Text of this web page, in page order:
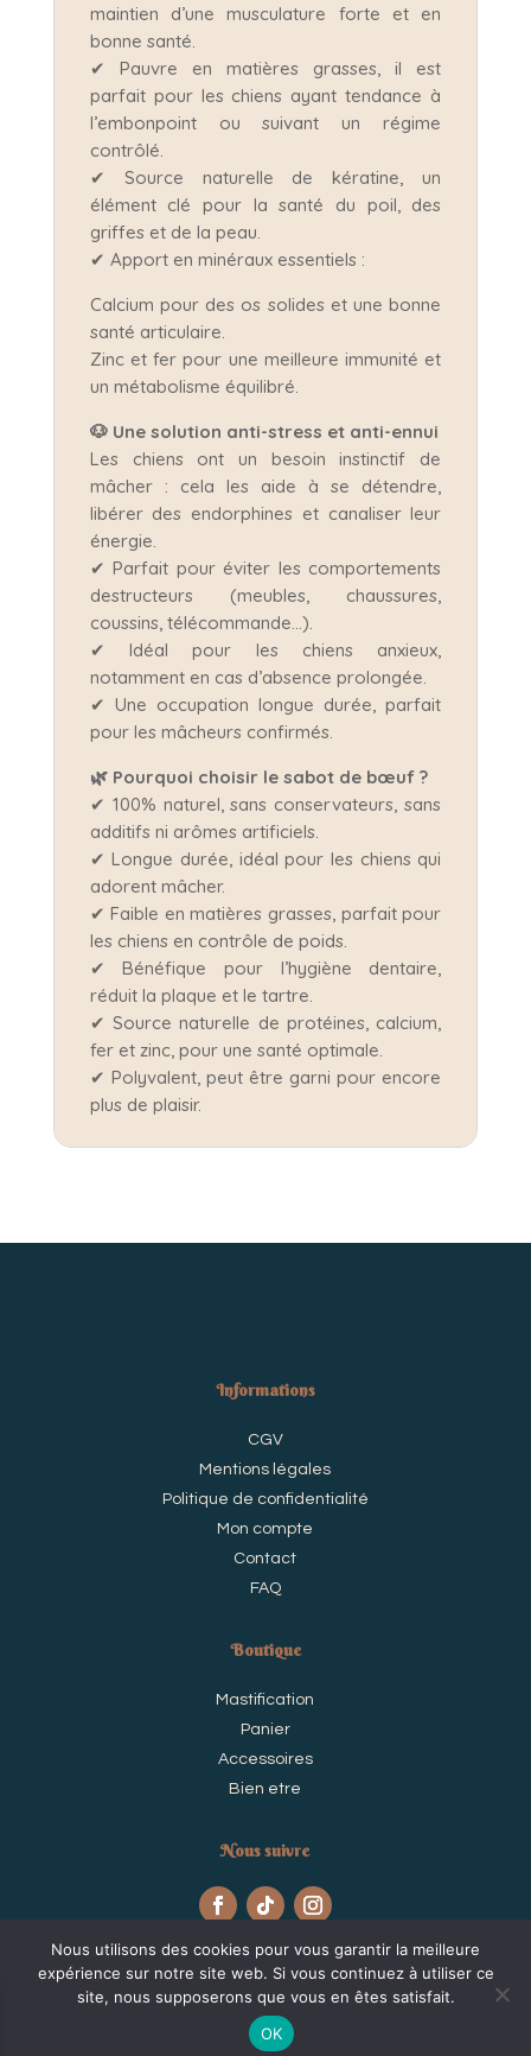
maintien d’une musculature forte et en
bonne santé.
✔ Pauvre en matières grasses, il est
parfait pour les chiens ayant tendance à
l’embonpoint ou suivant un régime
contrôlé.
✔ Source naturelle de kératine, un
élément clé pour la santé du poil, des
griffes et de la peau.
✔ Apport en minéraux essentiels :
Calcium pour des os solides et une bonne
santé articulaire.
Zinc et fer pour une meilleure immunité et
un métabolisme équilibré.
🐶 Une solution anti-stress et anti-ennui
Les chiens ont un besoin instinctif de
mâcher : cela les aide à se détendre,
libérer des endorphines et canaliser leur
énergie.
✔ Parfait pour éviter les comportements
destructeurs (meubles, chaussures,
coussins, télécommande…).
✔ Idéal pour les chiens anxieux,
notamment en cas d’absence prolongée.
✔ Une occupation longue durée, parfait
pour les mâcheurs confirmés.
🌿 Pourquoi choisir le sabot de bœuf ?
✔ 100% naturel, sans conservateurs, sans
additifs ni arômes artificiels.
✔ Longue durée, idéal pour les chiens qui
adorent mâcher.
✔ Faible en matières grasses, parfait pour
les chiens en contrôle de poids.
✔ Bénéfique pour l’hygiène dentaire,
réduit la plaque et le tartre.
✔ Source naturelle de protéines, calcium,
fer et zinc, pour une santé optimale.
✔ Polyvalent, peut être garni pour encore
plus de plaisir.
Informations
CGV
Mentions légales
Politique de confidentialité
Mon compte
Contact
FAQ
Boutique
Mastification
Panier
Accessoires
Bien etre
Nous suivre
@Odace
Nous utilisons des cookies pour vous garantir la meilleure
expérience sur notre site web. Si vous continuez à utiliser ce
site, nous supposerons que vous en êtes satisfait.
OK